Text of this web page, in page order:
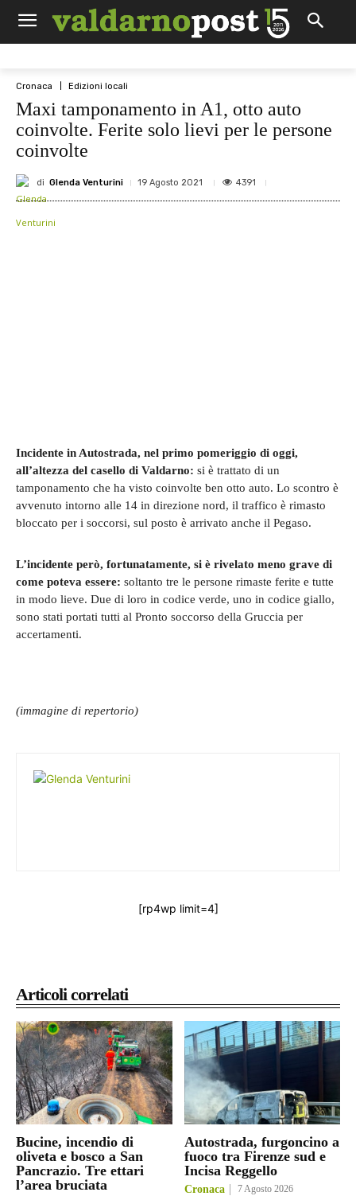
Cronaca Edizioni locali
Maxi tamponamento in A1, otto auto
coinvolte. Ferite solo lievi per le persone
coinvolte
di Glenda Venturini 19 Agosto 2021 4391
Articoli correlati
Bucine, incendio di
oliveta e bosco a San
Pancrazio. Tre ettari
l’area bruciata
Autostrada, furgoncino a
fuoco tra Firenze sud e
Incisa Reggello
Cronaca 7 Agosto 2026
Incidente in Autostrada, nel primo pomeriggio di oggi,
all’altezza del casello di Valdarno: si è trattato di un
tamponamento che ha visto coinvolte ben otto auto. Lo scontro è
avvenuto intorno alle 14 in direzione nord, il traffico è rimasto
bloccato per i soccorsi, sul posto è arrivato anche il Pegaso.
L’incidente però, fortunatamente, si è rivelato meno grave di
come poteva essere: soltanto tre le persone rimaste ferite e tutte
in modo lieve. Due di loro in codice verde, uno in codice giallo,
sono stati portati tutti al Pronto soccorso della Gruccia per
accertamenti.
(immagine di repertorio)
[rp4wp limit=4]